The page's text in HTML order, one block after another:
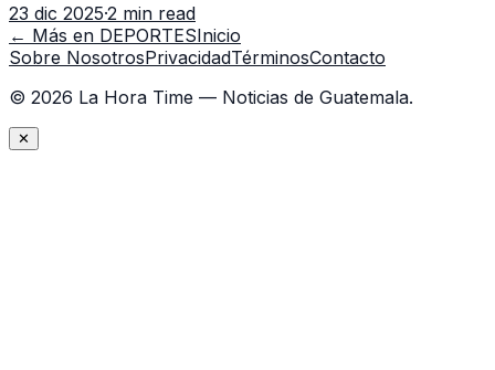
Contreras habría firmado con Com
23 dic 2025·2 min read
← Más en DEPORTESInicio
Sobre NosotrosPrivacidadTérminosContacto
© 2026 La Hora Time — Noticias de Guatemala.